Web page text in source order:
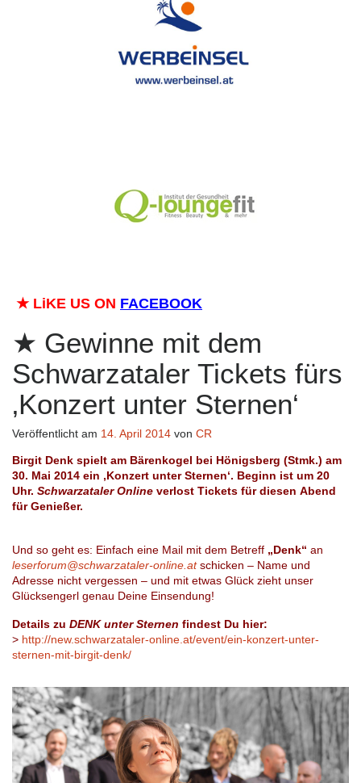
★ LiKE US ON FACEBOOK
Gewinne mit dem
Schwarzataler Tickets fürs
‚Konzert unter Sternen‘
Veröffentlicht am 14. April 2014 von CR
Birgit Denk spielt am Bärenkogel bei Hönigsberg (Stmk.) am
30. Mai 2014 ein ‚Konzert unter Sternen‘. Beginn ist um 20
Uhr. Schwarzataler Online verlost Tickets für diesen Abend
für Genießer.
Und so geht es: Einfach eine Mail mit dem Betreff „Denk“ an
leserforum@schwarzataler-online.atschicken – Name und
Adresse nicht vergessen – und mit etwas Glück zieht unser
Glücksengerl genau Deine Einsendung!
Details zu DENK unter Sternen findest Du hier:
> http://new.schwarzataler-online.at/event/ein-konzert-unter-
sternen-mit-birgit-denk/